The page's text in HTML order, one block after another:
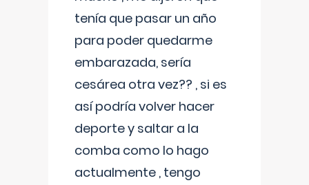
tenía que pasar un año
para poder quedarme
embarazada, sería
cesárea otra vez?? , si es
así podría volver hacer
deporte y saltar a la
comba como lo hago
actualmente , tengo